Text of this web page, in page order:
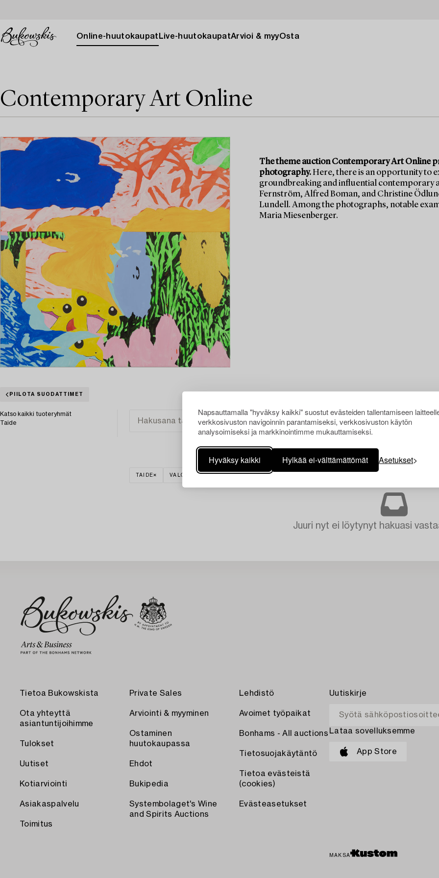
Napsauttamalla "hyväksy kaikki" suostut evästeiden tallentamiseen
verkkosivuston navigoinnin parantamiseksi, verkkosivuston käytön
analysoimiseksi ja markkinointimme mukauttamiseksi.
Hyväksy kaikki Hylkää ei-välttämättömät Asetukset
Online-huutokaupat Live-huutokaupatArvioi & myyOsta
Contemporary Art Online
The theme auction Contemporary Art Online
photography.Here, there is an opportunity to
groundbreaking and influential contemporary
Fernström, Alfred Boman, and Christine
Lundell. Among the photographs, notable
Maria Miesenberger.
PIILOTA SUODATTIMET
Katso kaikki tuoteryhmät
Taide
TAIDE VALOKUVATAIDE TYHJENNÄ KAIKKI
Juuri nyt ei löytynyt hakuasi
Tietoa Bukowskista
Ota yhteyttä
asiantuntijoihimme
Tulokset
Uutiset
Kotiarviointi
Asiakaspalvelu
Toimitus
Private Sales
Arviointi & myyminen
Ostaminen
huutokaupassa
Ehdot
Bukipedia
Systembolaget's Wine
and Spirits Auctions
Lehdistö
Avoimet työpaikat
Bonhams - All auctions
Tietosuojakäytäntö
Tietoa evästeistä
(cookies)
Evästeasetukset
Uutiskirje
Lataa sovelluksemme
App Store
MAKSA